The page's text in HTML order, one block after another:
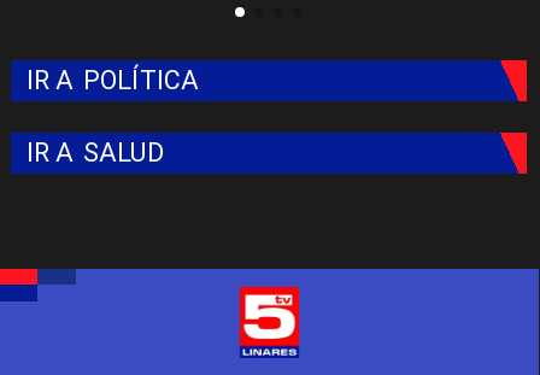
IR A POLÍTICA
IR A SALUD